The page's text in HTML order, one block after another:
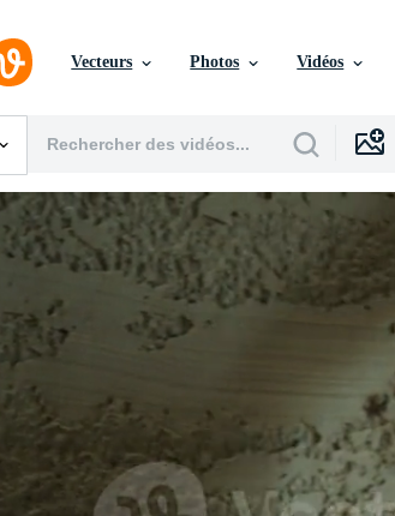
Vecteurs Photos Vidéos